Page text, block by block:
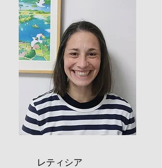
​レティシア